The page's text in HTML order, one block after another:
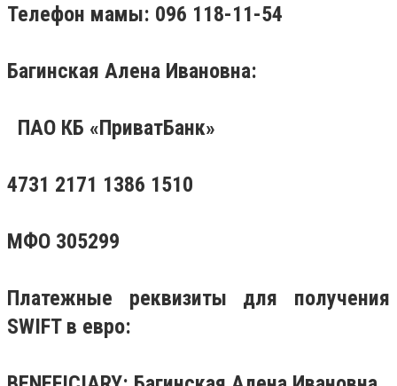
Телефон мамы: 096 118-11-54
Багинская Алена Ивановна:
ПАО КБ «ПриватБанк»
4731 2171 1386 1510
МФО 305299
Платежные реквизиты для получения
SWIFT в евро: